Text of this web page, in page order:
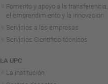
Fomento y apoyo a la transferencia,
el emprendimiento y la innovación
Servicios a las empresas
Servicios Científico-técnicos
LA UPC
La institución